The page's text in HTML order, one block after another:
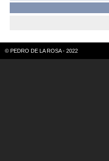
© PEDRO DE LA ROSA - 2022